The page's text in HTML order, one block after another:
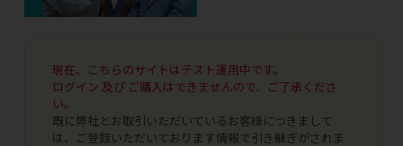
現在、こちらのサイトはテスト運用中です。
ログイン 及び ご購入はできませんので、ご了承くださ
い。
既に弊社とお取引いただいているお客様につきまして
は、ご登録いただいております情報で引き継ぎがされま